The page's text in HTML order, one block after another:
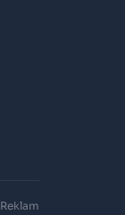
Reklam